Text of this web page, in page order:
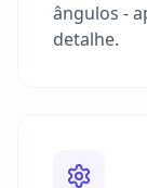
ângulos -
detalhe.